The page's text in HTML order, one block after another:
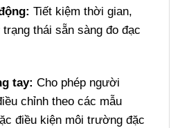
Tiết kiệm thời gian,
thái sẵn sàng đo đạc
tay: Cho phép người
chỉnh theo các mẫu
điều kiện môi trường đặc